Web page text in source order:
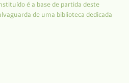
é a base de partida deste
de uma biblioteca dedicada